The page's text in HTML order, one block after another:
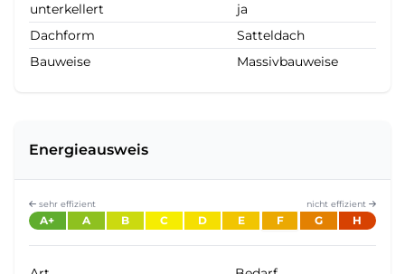
unterkellert
ja
Dachform
Satteldach
Bauweise
Massivbauweise
Energieausweis
sehr effizient nicht effizient
A+ A B C D E F G H